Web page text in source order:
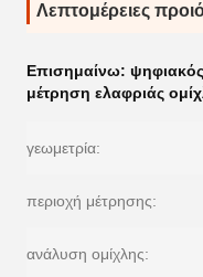
Λεπτομέρειες
Επισημαίνω:
μέτρηση ελαφριάς
γεωμετρία:
περιοχή μέτρησης:
ανάλυση ομίχλης: